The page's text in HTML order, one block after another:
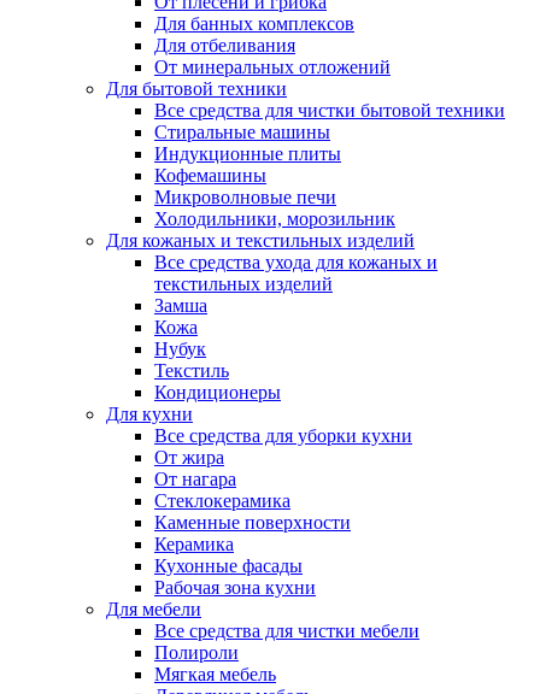
Для банных комплексов
Для отбеливания
От минеральных отложений
Для бытовой техники
Все средства для чистки бытовой техники
Стиральные машины
Индукционные плиты
Кофемашины
Микроволновые печи
Холодильники, морозильник
Для кожаных и текстильных изделий
Все средства ухода для кожаных и
текстильных изделий
Замша
Кожа
Нубук
Текстиль
Кондиционеры
Для кухни
Все средства для уборки кухни
От жира
От нагара
Стеклокерамика
Каменные поверхности
Керамика
Кухонные фасады
Рабочая зона кухни
Для мебели
Все средства для чистки мебели
Полироли
Мягкая мебель